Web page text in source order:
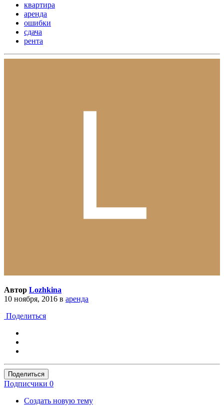
квартира
аренда
ошибки
сдача
рента
Автор Lozhkina
10 ноября, 2016 в аренда
Поделиться
Поделиться
Подписчики 0
Создать новую тему